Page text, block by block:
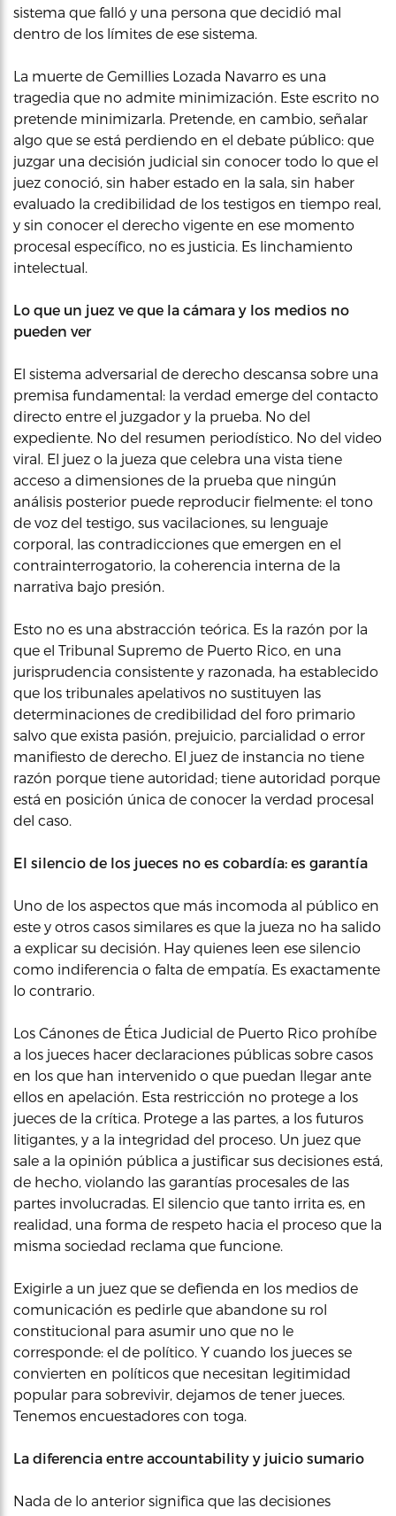
sistema que falló y una persona que decidió mal
dentro de los límites de ese sistema.
La muerte de Gemillies Lozada Navarro es una
tragedia que no admite minimización. Este escrito no
pretende minimizarla. Pretende, en cambio, señalar
algo que se está perdiendo en el debate público: que
juzgar una decisión judicial sin conocer todo lo que el
juez conoció, sin haber estado en la sala, sin haber
evaluado la credibilidad de los testigos en tiempo real,
y sin conocer el derecho vigente en ese momento
procesal específico, no es justicia. Es linchamiento
intelectual.
Lo que un juez ve que la cámara y los medios no
pueden ver
El sistema adversarial de derecho descansa sobre una
premisa fundamental: la verdad emerge del contacto
directo entre el juzgador y la prueba. No del
expediente. No del resumen periodístico. No del video
viral. El juez o la jueza que celebra una vista tiene
acceso a dimensiones de la prueba que ningún
análisis posterior puede reproducir fielmente: el tono
de voz del testigo, sus vacilaciones, su lenguaje
corporal, las contradicciones que emergen en el
contrainterrogatorio, la coherencia interna de la
narrativa bajo presión.
Esto no es una abstracción teórica. Es la razón por la
que el Tribunal Supremo de Puerto Rico, en una
jurisprudencia consistente y razonada, ha establecido
que los tribunales apelativos no sustituyen las
determinaciones de credibilidad del foro primario
salvo que exista pasión, prejuicio, parcialidad o error
manifiesto de derecho. El juez de instancia no tiene
razón porque tiene autoridad; tiene autoridad porque
está en posición única de conocer la verdad procesal
del caso.
El silencio de los jueces no es cobardía: es garantía
Uno de los aspectos que más incomoda al público en
este y otros casos similares es que la jueza no ha salido
a explicar su decisión. Hay quienes leen ese silencio
como indiferencia o falta de empatía. Es exactamente
lo contrario.
Los Cánones de Ética Judicial de Puerto Rico prohíbe
a los jueces hacer declaraciones públicas sobre casos
en los que han intervenido o que puedan llegar ante
ellos en apelación. Esta restricción no protege a los
jueces de la crítica. Protege a las partes, a los futuros
litigantes, y a la integridad del proceso. Un juez que
sale a la opinión pública a justificar sus decisiones está,
de hecho, violando las garantías procesales de las
partes involucradas. El silencio que tanto irrita es, en
realidad, una forma de respeto hacia el proceso que la
misma sociedad reclama que funcione.
Exigirle a un juez que se defienda en los medios de
comunicación es pedirle que abandone su rol
constitucional para asumir uno que no le
corresponde: el de político. Y cuando los jueces se
convierten en políticos que necesitan legitimidad
popular para sobrevivir, dejamos de tener jueces.
Tenemos encuestadores con toga.
La diferencia entre accountability y juicio sumario
Nada de lo anterior significa que las decisiones